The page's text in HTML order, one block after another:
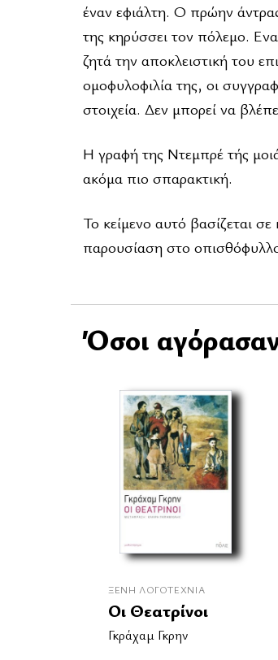
έναν εφιάλτη. Ο πρώην
της κηρύσσει τον πόλεμο.
ζητά την αποκλειστική του
ομοφυλοφιλία της, οι
στοιχεία. Δεν μπορεί να
Η γραφή της Ντεμπρέ τής
ακόμα πιο σπαρακτική.
Το κείμενο αυτό βασίζεται
παρουσίαση στο
Όσοι αγόρασαν
ΞΈΝΗ ΛΟΓΟΤΕΧΝΊΑ
Οι Θεατρίνοι
Γκράχαμ Γκρην